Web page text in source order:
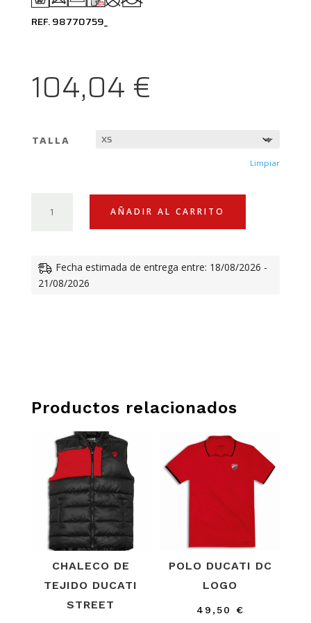
REF. 98770759_
104,04 €
TALLA
Limpiar
CON
SCRAMBLER
SCR62
AÑADIR AL CARRITO
Fecha estimada de entrega entre: 18/08/2026 -
21/08/2026
Productos relacionados
CHALECO DE
TEJIDO DUCATI
STREET
POLO DUCATI DC
LOGO
49,50 €